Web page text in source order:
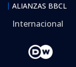
ALIANZAS BBCL
Internacional